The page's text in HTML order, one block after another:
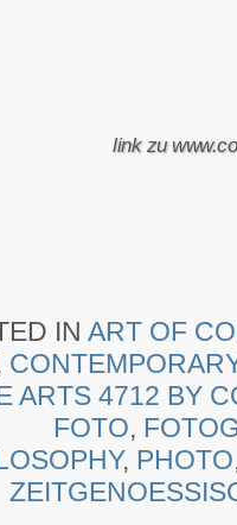
link zu
IN ART OF
ARTS 4712 BY
FOTO,
, PHOTO